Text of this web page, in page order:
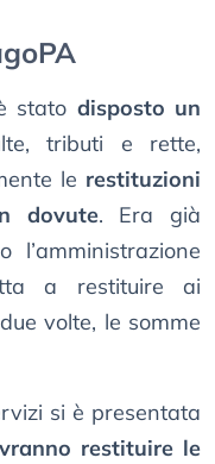
stato disposto un
tributi e rette,
le restituzioni
dovute. Era già
l’amministrazione
a restituire ai
volte, le somme
si è presentata
restituire le